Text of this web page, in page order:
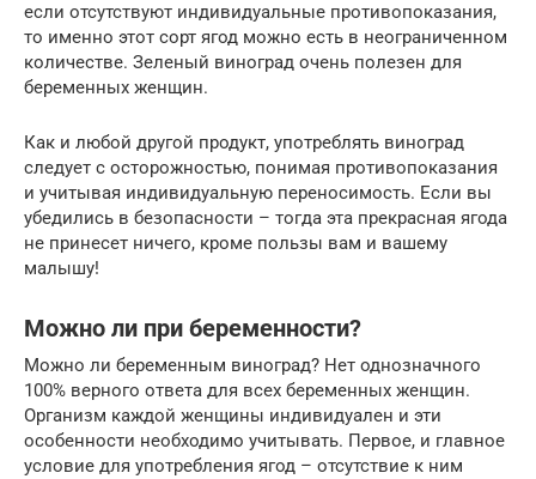
если отсутствуют индивидуальные противопоказания,
то именно этот сорт ягод можно есть в неограниченном
количестве. Зеленый виноград очень полезен для
беременных женщин.
Как и любой другой продукт, употреблять виноград
следует с осторожностью, понимая противопоказания
и учитывая индивидуальную переносимость. Если вы
убедились в безопасности – тогда эта прекрасная ягода
не принесет ничего, кроме пользы вам и вашему
малышу!
Можно ли при беременности?
Можно ли беременным виноград? Нет однозначного
100% верного ответа для всех беременных женщин.
Организм каждой женщины индивидуален и эти
особенности необходимо учитывать. Первое, и главное
условие для употребления ягод – отсутствие к ним